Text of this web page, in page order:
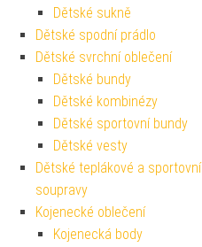
Dětské sukně
Dětské spodní prádlo
Dětské svrchní oblečení
Dětské bundy
Dětské kombinézy
Dětské sportovní bundy
Dětské vesty
Dětské teplákové a sportovní
soupravy
Kojenecké oblečení
Kojenecká body